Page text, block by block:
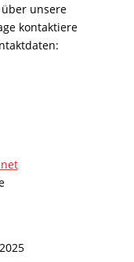
unsere
kontaktiere